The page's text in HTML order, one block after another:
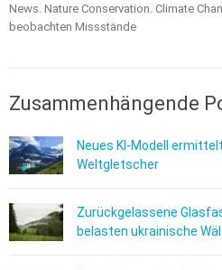
News. Nature Conservation. Climate
beobachten Missstände
Zusammenhängende
Neues KI-Modell
Weltgletscher
Zurückgelassene
belasten ukrainische